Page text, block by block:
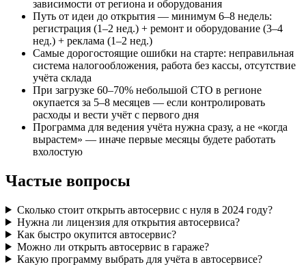
зависимости от региона и оборудования
Путь от идеи до открытия — минимум 6–8 недель:
регистрация (1–2 нед.) + ремонт и оборудование (3–4
нед.) + реклама (1–2 нед.)
Самые дорогостоящие ошибки на старте: неправильная
система налогообложения, работа без кассы, отсутствие
учёта склада
При загрузке 60–70% небольшой СТО в регионе
окупается за 5–8 месяцев — если контролировать
расходы и вести учёт с первого дня
Программа для ведения учёта нужна сразу, а не «когда
вырастем» — иначе первые месяцы будете работать
вхолостую
Частые вопросы
Сколько стоит открыть автосервис с нуля в 2024 году?
Нужна ли лицензия для открытия автосервиса?
Как быстро окупится автосервис?
Можно ли открыть автосервис в гараже?
Какую программу выбрать для учёта в автосервисе?